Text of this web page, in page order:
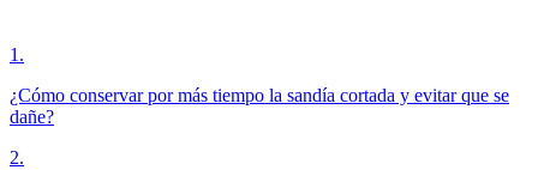
1 .
¿Cómo conservar por más tiempo la sandía cortada y evitar que se
dañe?
2.